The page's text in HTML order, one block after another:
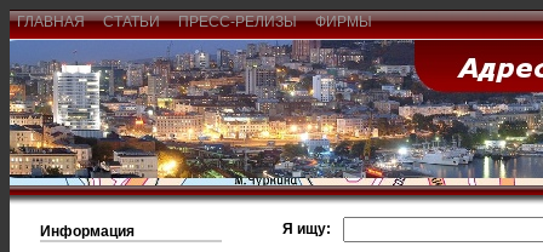
ГЛАВНАЯ СТАТЬИ ПРЕСС-РЕЛИЗЫ ФИРМЫ
Информация
Я ищу: